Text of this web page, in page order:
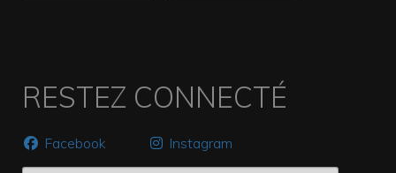
RESTEZ CONNECTÉ
Facebook Instagram